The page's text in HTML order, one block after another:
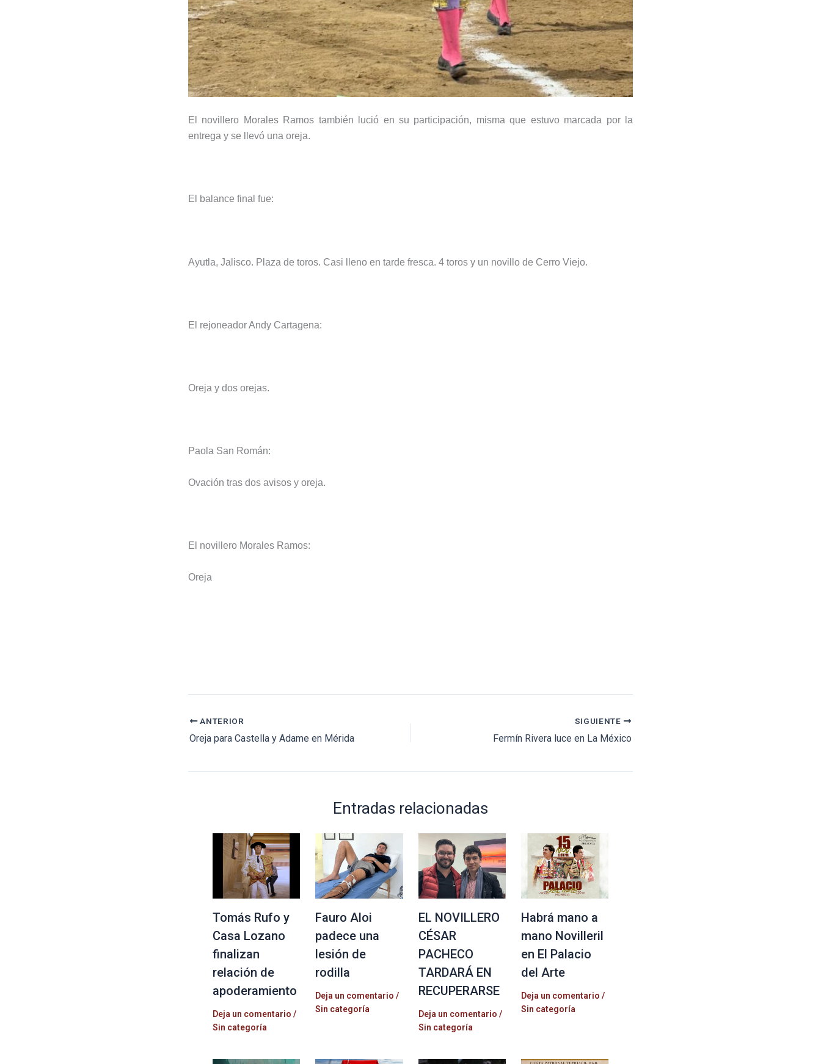
El novillero Morales Ramos también lució en su participación, misma que estuvo marcada por la
entrega y se llevó una oreja.
El balance final fue:
Ayutla, Jalisco. Plaza de toros. Casi lleno en tarde fresca. 4 toros y un novillo de Cerro Viejo.
El rejoneador Andy Cartagena:
Oreja y dos orejas.
Paola San Román:
Ovación tras dos avisos y oreja.
El novillero Morales Ramos:
Oreja
ANTERIOR
Oreja para Castella y Adame en Mérida
SIGUIENTE
Fermín Rivera luce en La México
Entradas relacionadas
Tomás Rufo y
Casa Lozano
finalizan
relación de
apoderamiento
Deja un comentario /
Sin categoría
Fauro Aloi
padece una
lesión de
rodilla
Deja un comentario /
Sin categoría
EL NOVILLERO
CÉSAR
PACHECO
TARDARÁ EN
RECUPERARSE
Deja un comentario /
Sin categoría
Habrá mano a
mano Novilleril
en El Palacio
del Arte
Deja un comentario /
Sin categoría